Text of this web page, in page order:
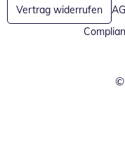
Vertrag widerrufen
©